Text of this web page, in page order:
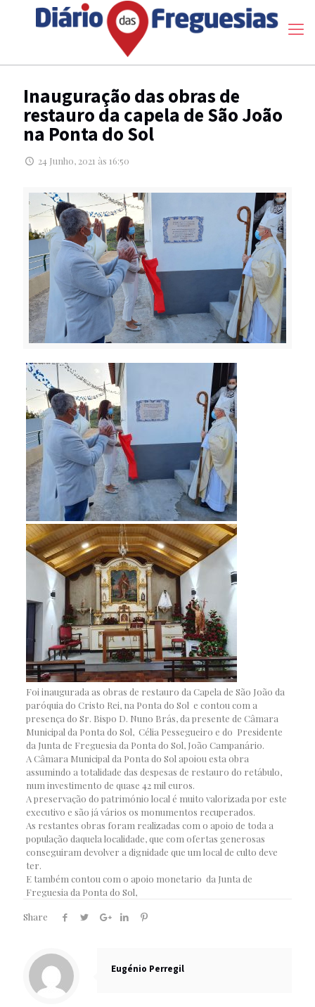
Inauguração das obras de
restauro da capela de São João
na Ponta do Sol
24 Junho, 2021 às 16:50
Foi inaugurada as obras de restauro da Capela de São João da
paróquia do Cristo Rei, na Ponta do Sol e contou com a
presença do Sr. Bispo D. Nuno Brás, da presente de Câmara
Municipal da Ponta do Sol, Célia Pessegueiro e do Presidente
da Junta de Freguesia da Ponta do Sol, João Campanário.
A Câmara Municipal da Ponta do Sol apoiou esta obra
assumindo a totalidade das despesas de restauro do retábulo,
num investimento de quase 42 mil euros.
A preservação do património local é muito valorizada por este
executivo e são já vários os monumentos recuperados.
As restantes obras foram realizadas com o apoio de toda a
população daquela localidade, que com ofertas generosas
conseguiram devolver a dignidade que um local de culto deve
ter.
E também contou com o apoio monetario da Junta de
Freguesia da Ponta do Sol,
Share
Eugénio Perregil